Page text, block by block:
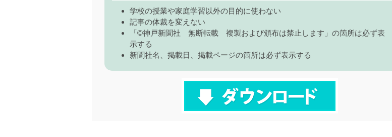
学校の授業や家庭学習以外の目的に使わない
記事の体裁を変えない
「©神戸新聞社 無断転載 複製および頒布は禁止します」の箇所は必ず表
示する
新聞社名、掲載日、掲載ページの箇所は必ず表示する